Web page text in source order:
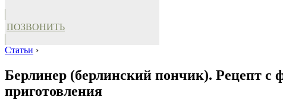
ПОЗВОНИТЬ
Статьи ›
Берлинер (берлинский пончик). Рецепт с
приготовления